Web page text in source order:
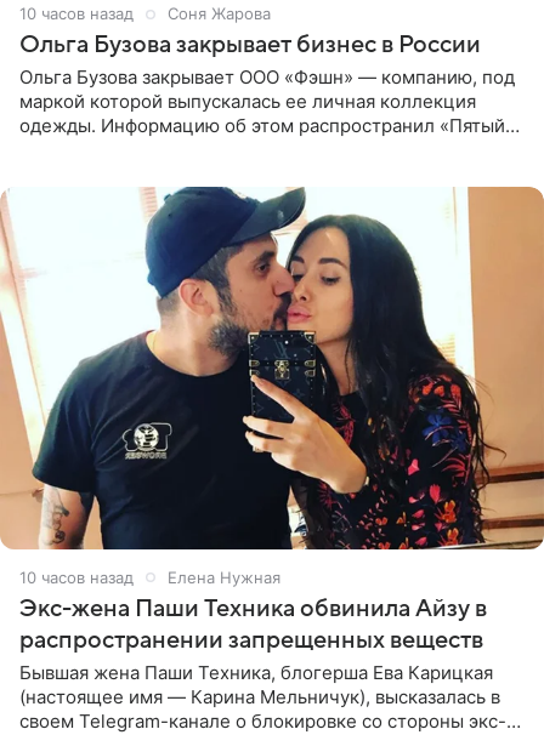
10 часов назад Соня Жарова
Ольга Бузова закрывает бизнес в России
Ольга Бузова закрывает ООО «Фэшн» — компанию, под
маркой которой выпускалась ее личная коллекция
одежды. Информацию об этом распространил «Пятый
10 часов назад Елена Нужная
Экс-жена Паши Техника обвинила Айзу в
распространении запрещенных веществ
Бывшая жена Паши Техника, блогерша Ева Карицкая
(настоящее имя — Карина Мельничук), высказалась в
своем Telegram-канале о блокировке со стороны экс-